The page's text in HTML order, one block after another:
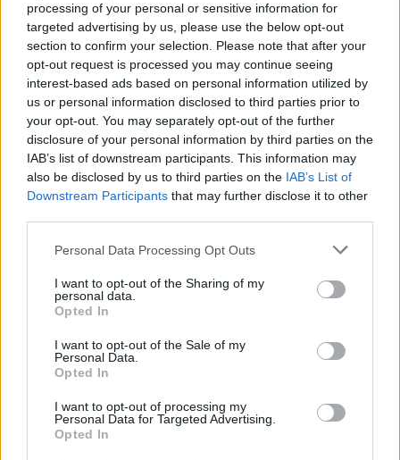
processing of your personal or sensitive information for
targeted advertising by us, please use the below opt-out
section to confirm your selection. Please note that after your
opt-out request is processed you may continue seeing
interest-based ads based on personal information utilized by
us or personal information disclosed to third parties prior to
your opt-out. You may separately opt-out of the further
disclosure of your personal information by third parties on the
IAB’s list of downstream participants. This information may
also be disclosed by us to third parties on the IAB’s List of
Downstream Participants that may further disclose it to other
Personal Data Processing Opt Outs
I want to opt-out of the Sharing of my
personal data.
Opted In
I want to opt-out of the Sale of my
Personal Data.
Opted In
I want to opt-out of processing my
Personal Data for Targeted Advertising.
Opted In